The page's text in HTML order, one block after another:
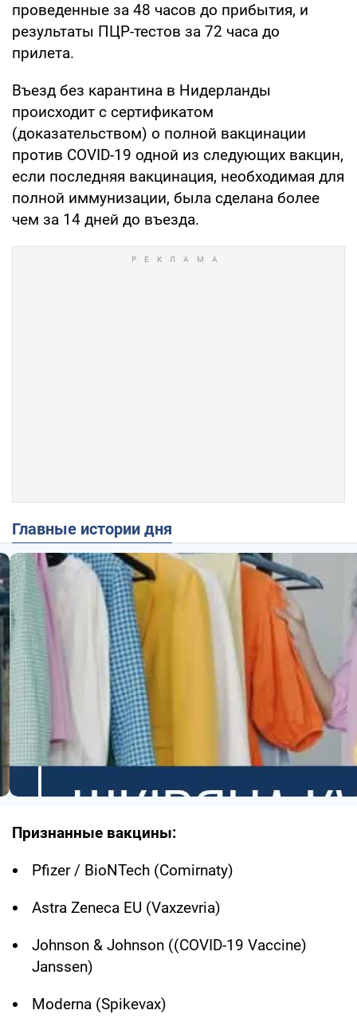
проведенные за 48 часов до прибытия, и
результаты ПЦР-тестов за 72 часа до
прилета.
Въезд без карантина в Нидерланды
происходит с сертификатом
(доказательством) о полной вакцинации
против COVID-19 одной из следующих вакцин,
если последняя вакцинация, необходимая для
полной иммунизации, была сделана более
чем за 14 дней до въезда.
Главные истории дня
Признанные вакцины:
Pfizer / BioNTech (Comirnaty)
Astra Zeneca EU (Vaxzevria)
Johnson & Johnson ((COVID-19 Vaccine)
Janssen)
Moderna (Spikevax)